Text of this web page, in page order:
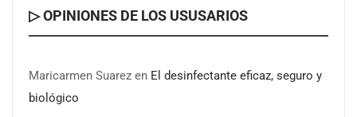
▷ OPINIONES DE LOS USUSARIOS
Maricarmen Suarez en El desinfectante eficaz, seguro y
biológico